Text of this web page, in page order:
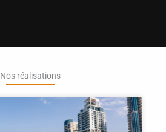
Nos réalisations